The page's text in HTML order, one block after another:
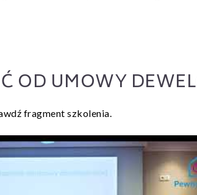
OD UMOWY
fragment szkolenia.